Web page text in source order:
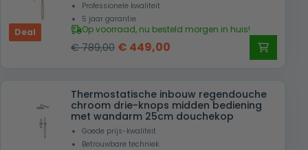
Professionele kwaliteit
5 jaar garantie
Op voorraad, nu besteld morgen in huis!
€789,00 Oorspronkelijke
was:
€ 789,00.
€ 449,00
is:
€ 449,00.
Deal
Thermostatische inbouw regendouche
chroom drie-knops midden bediening
met wandarm 25cm douchekop
Goede prijs-kwaliteit
Betrouwbare techniek